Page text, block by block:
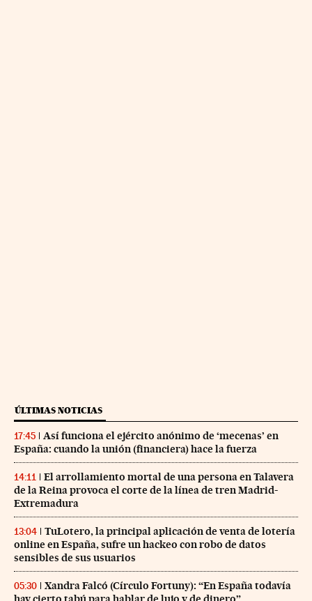
ÚLTIMAS NOTICIAS
17:45
Así funciona el ejército anónimo de ‘mecenas’ en
España: cuando la unión (financiera) hace la fuerza
14:11
El arrollamiento mortal de una persona en Talavera
de la Reina provoca el corte de la línea de tren Madrid-
Extremadura
13:04
TuLotero, la principal aplicación de venta de lotería
online en España, sufre un hackeo con robo de datos
sensibles de sus usuarios
05:30
Xandra Falcó (Círculo Fortuny): “En España todavía